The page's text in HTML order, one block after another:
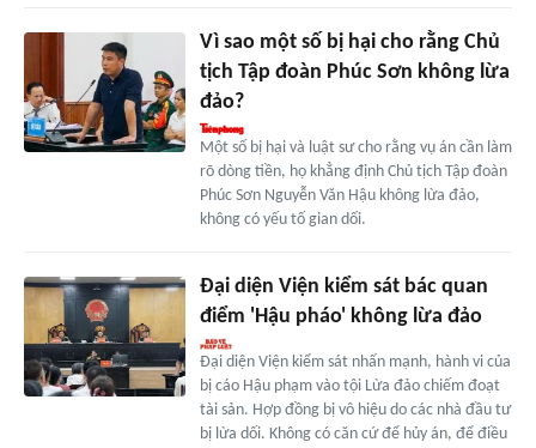
Vì sao một số bị hại cho rằng Chủ
tịch Tập đoàn Phúc Sơn không lừa
đảo?
Một số bị hại và luật sư cho rằng vụ án cần làm
rõ dòng tiền, họ khẳng định Chủ tịch Tập đoàn
Phúc Sơn Nguyễn Văn Hậu không lừa đảo,
không có yếu tố gian dối.
Đại diện Viện kiểm sát bác quan
điểm 'Hậu pháo' không lừa đảo
Đại diện Viện kiểm sát nhấn mạnh, hành vi của
bị cáo Hậu phạm vào tội Lừa đảo chiếm đoạt
tài sản. Hợp đồng bị vô hiệu do các nhà đầu tư
bị lừa dối. Không có căn cứ để hủy án, để điều